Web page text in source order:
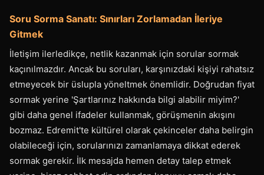
Soru Sorma Sanatı: Sınırları Zorlamadan İleriye
Gitmek
İletişim ilerledikçe, netlik kazanmak için sorular sormak
kaçınılmazdır. Ancak bu soruları, karşınızdaki kişiyi rahatsız
etmeyecek bir üslupla yöneltmek önemlidir. Doğrudan fiyat
sormak yerine 'Şartlarınız hakkında bilgi alabilir miyim?'
gibi daha genel ifadeler kullanmak, görüşmenin akışını
bozmaz. Edremit'te kültürel olarak çekinceler daha belirgin
olabileceği için, sorularınızı zamanlamaya dikkat ederek
sormak gerekir. İlk mesajda hemen detay talep etmek